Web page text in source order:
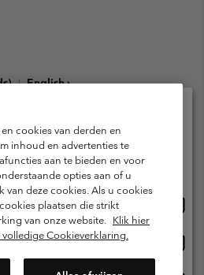
| English ›
Garantie
voor lidmaatschap
gegenereerde inhoud
Impressum
cookies van derden en
inhoud en advertenties te
aan te bieden en voor
opties aan of u
deze cookies. Als u cookies
plaatsen die strikt
van onze website. Klik hier
Cookieverklaring.
verzendlocatie en taal
beschikbaar